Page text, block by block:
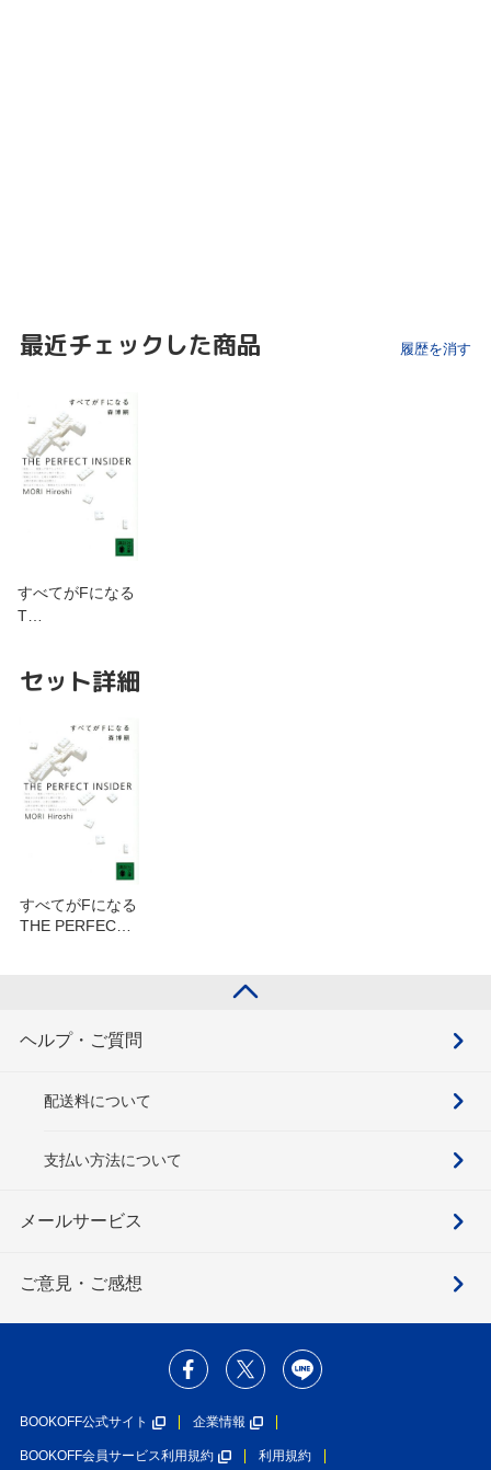
最近チェックした商品 履歴を消す
すべてがFになる
T…
セット詳細
すべてがFになる
THE PERFECT
ヘルプ・ご質問
配送料について
支払い方法について
メールサービス
ご意見・ご感想
BOOKOFF公式サイト 企業情報
BOOKOFF会員サービス利用規約 利用規約